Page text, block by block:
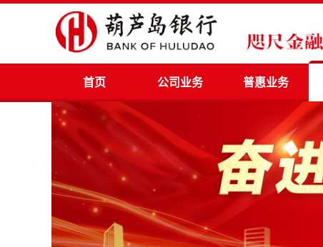
首页 公司业务 普惠业务